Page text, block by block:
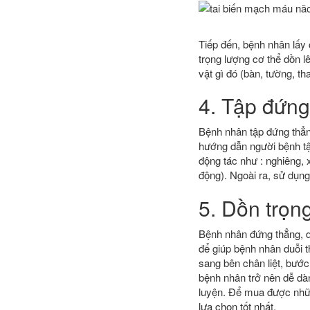
Tiếp đến, bệnh nhân
trọng lượng cơ thể dồn
vật gì đó (bàn, tường,
4. Tập
Bệnh nhân tập đứng
hướng dẫn người bệnh
động tác như : nghiêng,
động). Ngoài ra, sử
5. Dồn
Bệnh nhân đứng thẳng,
để giúp bệnh nhân duỗi
sang bên chân liệt,
bệnh nhân trở nên dễ
luyện. Để mua được
lựa chọn tốt nhất.